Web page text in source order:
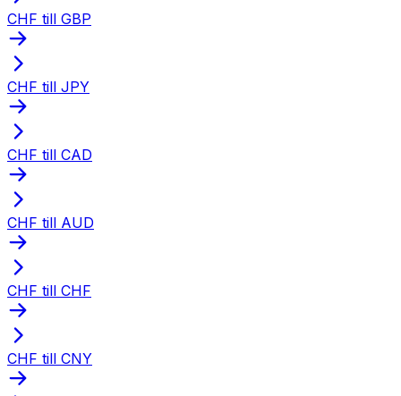
CHF till GBP
CHF till JPY
CHF till CAD
CHF till AUD
CHF till CHF
CHF till CNY